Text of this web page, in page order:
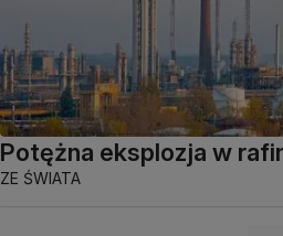
Potężna eksplozja w
ZE ŚWIATA